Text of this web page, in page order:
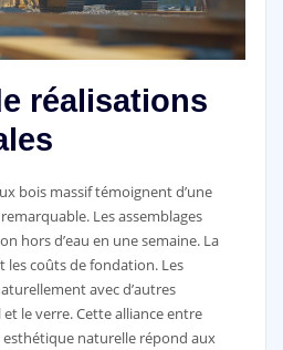
réalisations
bois massif témoignent d’une
Les assemblages
hors d’eau en une semaine. La
les coûts de fondation. Les
avec d’autres
le verre. Cette alliance entre
naturelle répond aux